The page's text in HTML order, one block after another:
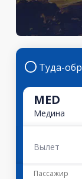
Туда-
MED
Медина
Вылет
Пассажир